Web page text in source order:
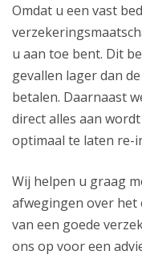
Omdat u een vast
u aan toe bent. Dit
gevallen lager dan
betalen. Daarnaast
direct alles aan
optimaal te laten re-
Wij helpen u graag
afwegingen over het
van een goede
ons op voor een